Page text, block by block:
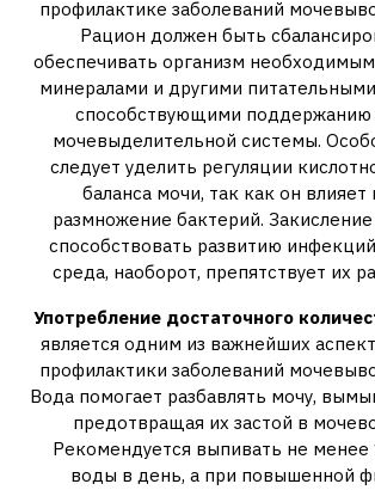
профилактике заболеваний
Рацион должен быть
обеспечивать организм
минералами и другими
способствующими поддержанию
мочевыделительной системы.
следует уделить регуляции
баланса мочи, так как он влияет
размножение бактерий.
способствовать развитию
среда, наоборот, препятствует их
Употребление достаточного
является одним из важнейших
профилактики заболеваний
Вода помогает разбавлять мочу,
предотвращая их застой в
Рекомендуется выпивать не менее
воды в день, а при повышенной